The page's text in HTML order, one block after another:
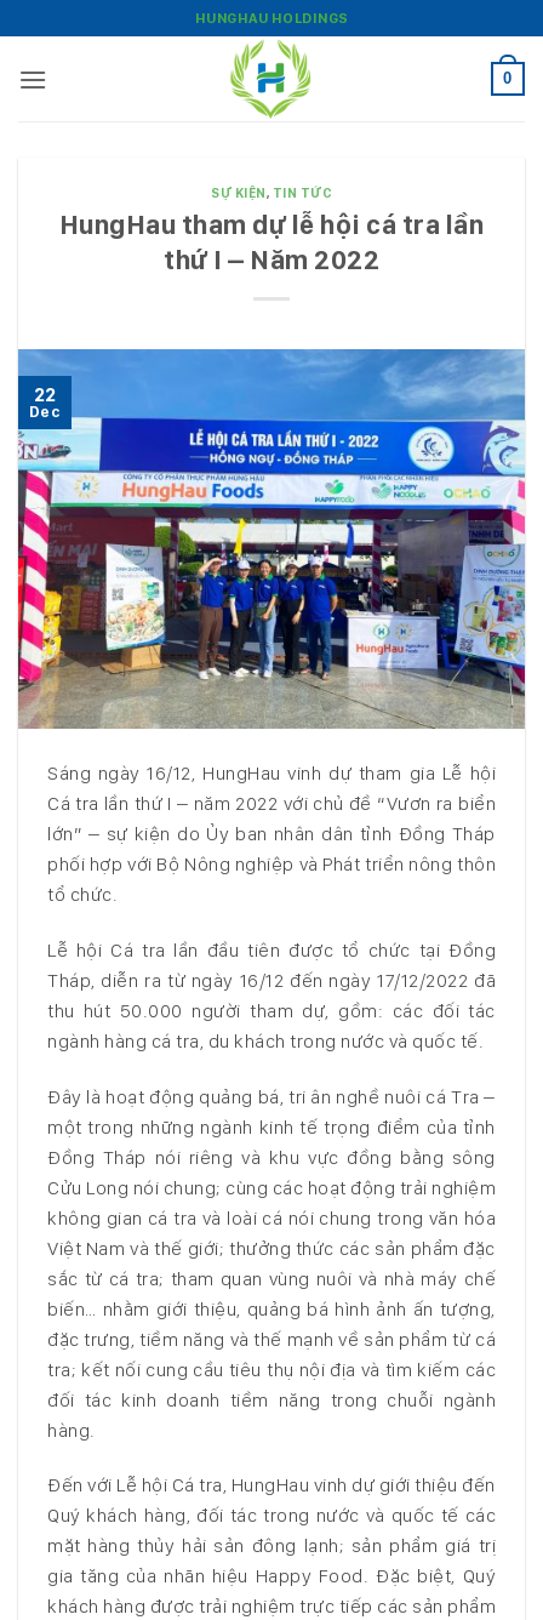
qua
nội
HUNGHAU HOLDINGS
0
SỰ KIỆN, TIN TỨC
HungHau tham dự lễ hội cá tra lần
thứ I – Năm 2022
22
Dec
Sáng ngày 16/12, HungHau vinh dự tham gia Lễ hội
Cá tra lần thứ I – năm 2022 với chủ đề “Vươn ra biển
lớn” – sự kiện do Ủy ban nhân dân tỉnh Đồng Tháp
phối hợp với Bộ Nông nghiệp và Phát triển nông thôn
tổ chức.
Lễ hội Cá tra lần đầu tiên được tổ chức tại Đồng
Tháp, diễn ra từ ngày 16/12 đến ngày 17/12/2022 đã
thu hút 50.000 người tham dự, gồm: các đối tác
ngành hàng cá tra, du khách trong nước và quốc tế.
Đây là hoạt động quảng bá, tri ân nghề nuôi cá Tra –
một trong những ngành kinh tế trọng điểm của tỉnh
Đồng Tháp nói riêng và khu vực đồng bằng sông
Cửu Long nói chung; cùng các hoạt động trải nghiệm
không gian cá tra và loài cá nói chung trong văn hóa
Việt Nam và thế giới; thưởng thức các sản phẩm đặc
sắc từ cá tra; tham quan vùng nuôi và nhà máy chế
biến… nhằm giới thiệu, quảng bá hình ảnh ấn tượng,
đặc trưng, tiềm năng và thế mạnh về sản phẩm từ cá
tra; kết nối cung cầu tiêu thụ nội địa và tìm kiếm các
đối tác kinh doanh tiềm năng trong chuỗi ngành
hàng.
Đến với Lễ hội Cá tra, HungHau vinh dự giới thiệu đến
Quý khách hàng, đối tác trong nước và quốc tế các
mặt hàng thủy hải sản đông lạnh; sản phẩm giá trị
gia tăng của nhãn hiệu Happy Food. Đặc biệt, Quý
khách hàng được trải nghiệm trực tiếp các sản phẩm